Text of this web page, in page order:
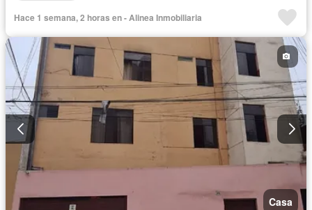
Hace 1 semana, 2 horas en - Alinea Inmobiliaria
Casa